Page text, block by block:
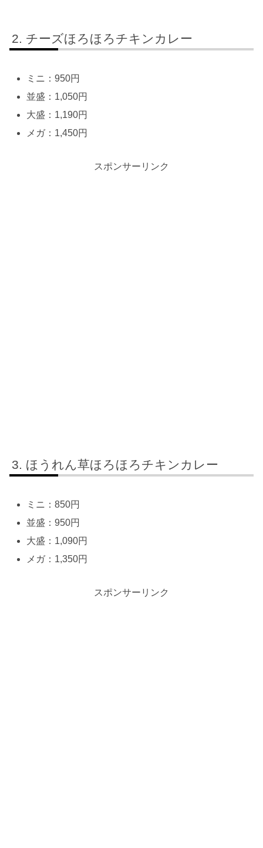
チーズほろほろチキンカレー
ミニ：950円
並盛：1,050円
大盛：1,190円
メガ：1,450円
スポンサーリンク
ほうれん草ほろほろチキンカレー
ミニ：850円
並盛：950円
大盛：1,090円
メガ：1,350円
スポンサーリンク